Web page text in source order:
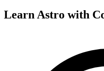
Learn Astro with